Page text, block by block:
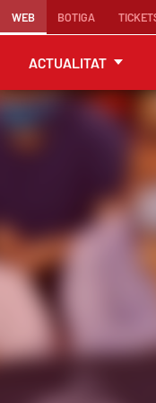
WEB BOTIGA
ACTUALITAT